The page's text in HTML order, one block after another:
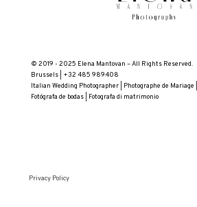
© 2019 - 2025 Elena Mantovan – All Rights Reserved.
Brussels | +32 485 989408
Italian Wedding Photographer | Photographe de Mariage
Fotógrafa de bodas | Fotografa di matrimonio
Privacy Policy